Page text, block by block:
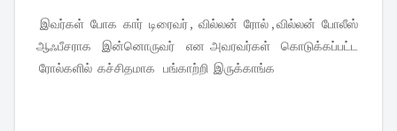
இவர்கள் போக கார் டிரைவர் , வில்லன் ரோல் , வில்லன் போலீஸ்
ஆஃபீசராக இன்னொருவர் என அவரவர்கள் கொடுக்கப்பட்ட
ரோல்களில் கச்சிதமாக பங்காற்றி இருக்காங்க